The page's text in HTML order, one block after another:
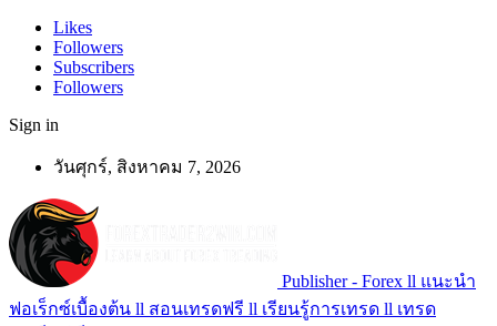
Likes
Followers
Subscribers
Followers
Sign in
วันศุกร์, สิงหาคม 7, 2026
Publisher - Forex ll แนะนำ
ฟอเร็กซ์เบื้องต้น ll สอนเทรดฟรี ll เรียนรู้การเทรด ll เทรด